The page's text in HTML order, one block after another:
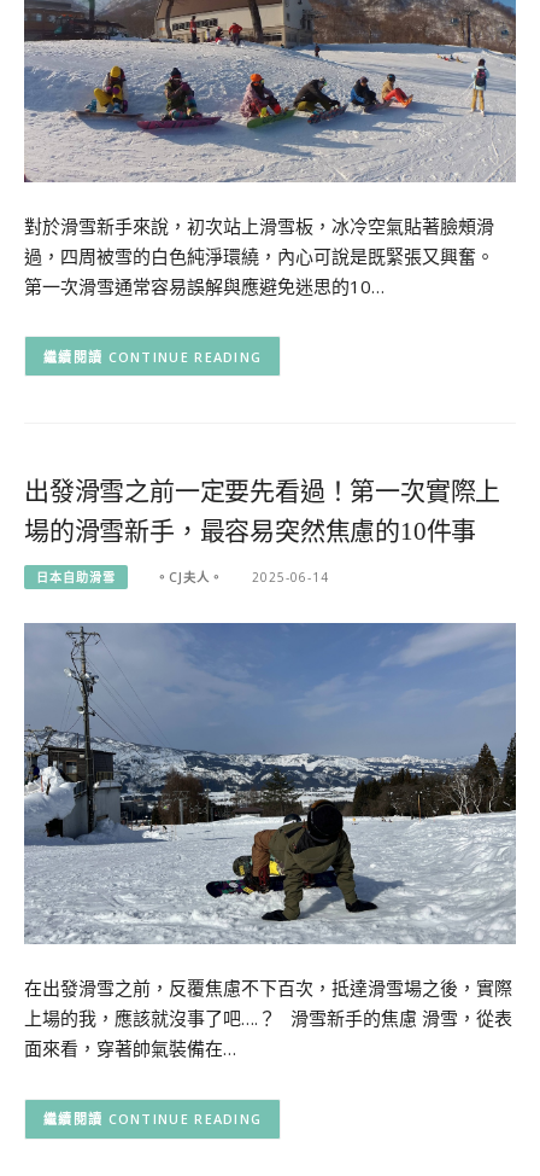
對於滑雪新手來說，初次站上滑雪板，冰冷空氣貼著臉頰滑
過，四周被雪的白色純淨環繞，內心可說是既緊張又興奮。
第一次滑雪通常容易誤解與應避免迷思的10…
CONTINUE READING
出發滑雪之前一定要先看過！第一次實際上
場的滑雪新手，最容易突然焦慮的10件事
日本自助滑雪 。CJ夫人。 2025-06-14
在出發滑雪之前，反覆焦慮不下百次，抵達滑雪場之後，實際
上場的我，應該就沒事了吧….？ 滑雪新手的焦慮 滑雪，從表
面來看，穿著帥氣裝備在…
CONTINUE READING